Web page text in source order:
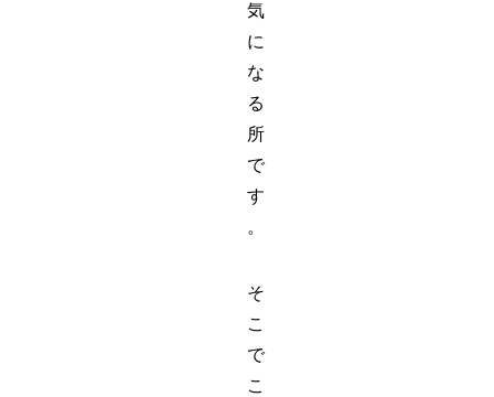
気
に
な
る
所
で
す
。
そ
こ
で
こ